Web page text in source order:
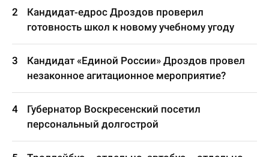
Кандидат-едрос Дроздов проверил
готовность школ к новому учебному угоду
Кандидат «Единой России» Дроздов провел
незаконное агитационное мероприятие?
Губернатор Воскресенский посетил
персональный долгострой